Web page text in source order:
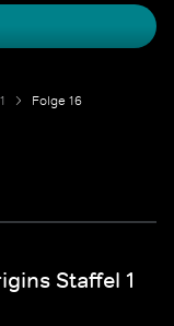
Folge 16
Staffel 1